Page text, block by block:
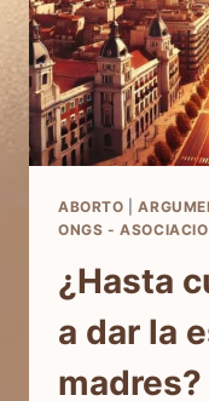
ABORTO |
ONGS -
¿Hasta
a dar la
madres?